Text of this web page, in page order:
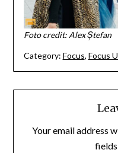
Foto credit: Alex Ștefan
Category: Focus, Focus
Your email address